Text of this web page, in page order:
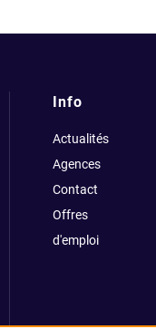
Info
Actualités
Agences
Contact
Offres
d'emploi